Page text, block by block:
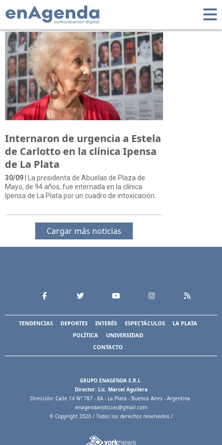
Tag: IPENSA
Internaron de urgencia a Estela
de Carlotto en la clínica Ipensa
de La Plata
30/09 | La presidenta de Abuelas de Plaza de
Mayo, de 94 años, fue internada en la clínica
Ipensa de La Plata por un cuadro de intoxicación.
Cargar más noticias
TENDENCIAS DEPORTES INTERÉS ESPECTÁCULOS
LA PLATA
POLÍTICA
UNIVERSIDAD
CONTACTO
GRUPO ENAGENDA S.R.L
Director: Lic. Marcel Aguilera
Dirección: Calle 14 N° 787 - 8A - La Plata - Buenos Aires - Argentina
enagendanoticias@gmail.com
© Copyright 2020 / Todos los derechos reservados /